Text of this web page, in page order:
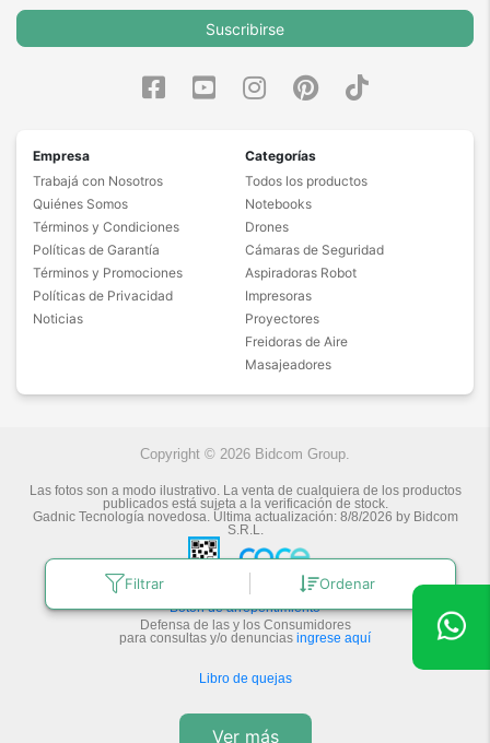
Filtrar Ordenar
Suscribirse
Empresa
Trabajá con Nosotros
Quiénes Somos
Términos y Condiciones
Políticas de Garantía
Términos y Promociones
Políticas de Privacidad
Noticias
Categorías
Todos los productos
Notebooks
Drones
Cámaras de Seguridad
Aspiradoras Robot
Impresoras
Proyectores
Freidoras de Aire
Masajeadores
Copyright © 2026 Bidcom Group.
Las fotos son a modo ilustrativo. La venta de cualquiera de los productos
publicados está sujeta a la verificación de stock.
Gadnic Tecnología novedosa. Última actualización: 8/8/2026 by Bidcom
S.R.L.
Botón de arrepentimiento
Defensa de las y los Consumidores
para consultas y/o denuncias ingrese aquí
Libro de quejas
Ver más